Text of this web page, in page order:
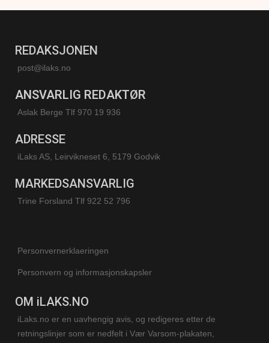
REDAKSJONEN
post@ilaks.no
ANSVARLIG REDAKTØR
Aslak Berge Tlf 970 19 936
ADRESSE
iLaks AS, Leirvikneset 6, 5179 Godvik
MARKEDSANSVARLIG
Trine Forsland Tlf 922 52 796
Personvernerklaeringen
Personvern og informasjonskapsler
OM iLAKS.NO
iLaks.no er en uavhengig avis, og redigeres etter de
retningslinjer som er nedfelt i Vær Varsom-plakaten,